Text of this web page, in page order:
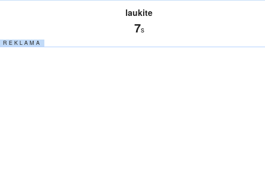
laukite
7s
R E K L A M A